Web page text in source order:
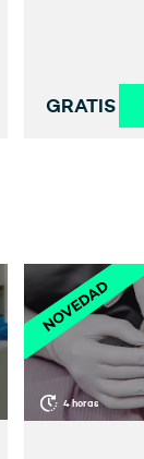
GRATIS
4 horas